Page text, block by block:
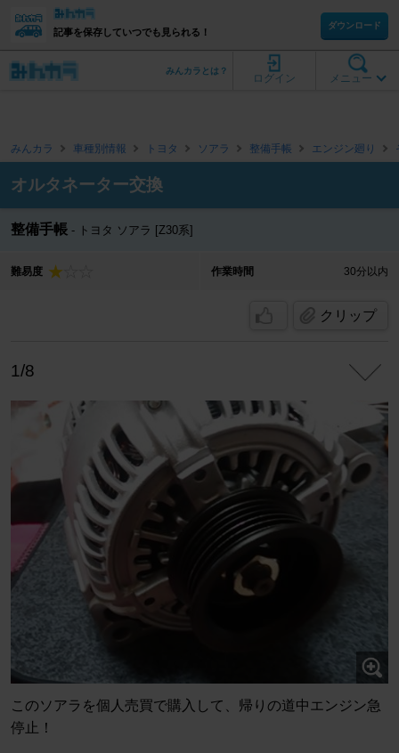
記事を保存していつでも見られる！
ダウンロード
メニュー
ログイン
みんカラとは？
みんカラ 車種別情報 トヨタ ソアラ 整備手帳 エンジン廻り
オルタネーター交換
整備手帳 トヨタ ソアラ [Z30系]
難易度 作業時間 30分以内
クリップ
1/8
このソアラを個人売買で購入して、帰りの道中エンジン急
停止！